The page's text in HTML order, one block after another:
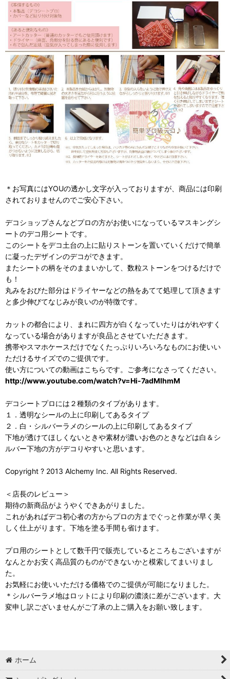
＊お写真にはYOUの透かし文字が入っておりますが、商品には印刷
されておりませんのでご安心下さい。
デコショップさんなどプロの方がお使いになっているマスキングシ
ートのデコ用シートです。
このシートをデコ土台の上に貼りストーンを置いていくだけで簡単
に凝ったデザインのデコができます。
またシートの柄をそのままいかして、数粒ストーンをつけるだけで
も！
丸みをおびた部分はドライヤーなどの熱をあてて処理して頂きます
と多少伸びてなじみが良いのが特徴です。
カットの都合により、まれに四方が白くなっていたりはがれやすく
なっている場合がありますが良品とさせていただきます。
携帯やスマホケースだけでなくたっぷりいろいろなものにお使いい
ただけるサイズでのご提供です。
使い方についての動画はこちらです。ご参考になさってください。
http://www.youtube.com/watch?v=Hi-7adMIhmM
デコシートプロには２種類のタイプがあります。
１．透明なシールの上に印刷してあるタイプ
２．白・シルバーラメのシールの上に印刷してあるタイプ
下地が透けてほしくないときや素材が濃いお色のときなどは白＆シ
ルバー下地の方がデコりやすいと思います。
Copyright ? 2013 Alchemy Inc. All Rights Reserved.
＜店長のレビュー＞
期待の新商品がようやくできあがりました。
これがあればデコ初心者の方からプロの方までぐっと作業が早く美
しく仕上がります。下地を塗る手間も省けます。
プロ用のシートとして数千円で販売しているところもございますが
なんとかお安く高品質のものができないかと模索してまいりまし
た。
お気軽にお使いいただける価格でのご提供が可能になりました。
＊シルバーラメ地はロットにより印刷の濃淡に差がございます。大
変申し訳ございませんがご了承の上ご購入をお願い致します。
ホーム